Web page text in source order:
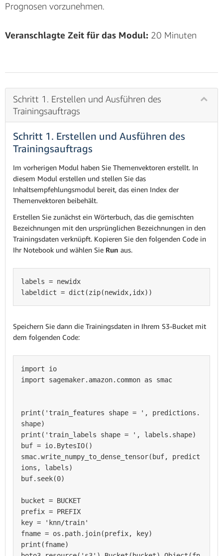
Prognosen vorzunehmen.
Veranschlagte Zeit für das Modul: 20 Minuten
Schritt 1. Erstellen und Ausführen des
Trainingsauftrags
Schritt 1. Erstellen und Ausführen des
Trainingsauftrags
Im vorherigen Modul haben Sie Themenvektoren erstellt. In
diesem Modul erstellen und stellen Sie das
Inhaltsempfehlungsmodul bereit, das einen Index der
Themenvektoren beibehält.
Erstellen Sie zunächst ein Wörterbuch, das die gemischten
Bezeichnungen mit den ursprünglichen Bezeichnungen in den
Trainingsdaten verknüpft. Kopieren Sie den folgenden Code in
Ihr Notebook und wählen Sie Run aus.
labels = newidx
labeldict = dict(zip(newidx,idx))
Speichern Sie dann die Trainingsdaten in Ihrem S3-Bucket mit
dem folgenden Code:
import io
import sagemaker.amazon.common as smac
print('train_features shape = ', predictions.
shape)
print('train_labels shape = ', labels.shape)
buf = io.BytesIO()
smac.write_numpy_to_dense_tensor(buf, predict
ions, labels)
buf.seek(0)
bucket = BUCKET
prefix = PREFIX
key = 'knn/train'
fname = os.path.join(prefix, key)
print(fname)